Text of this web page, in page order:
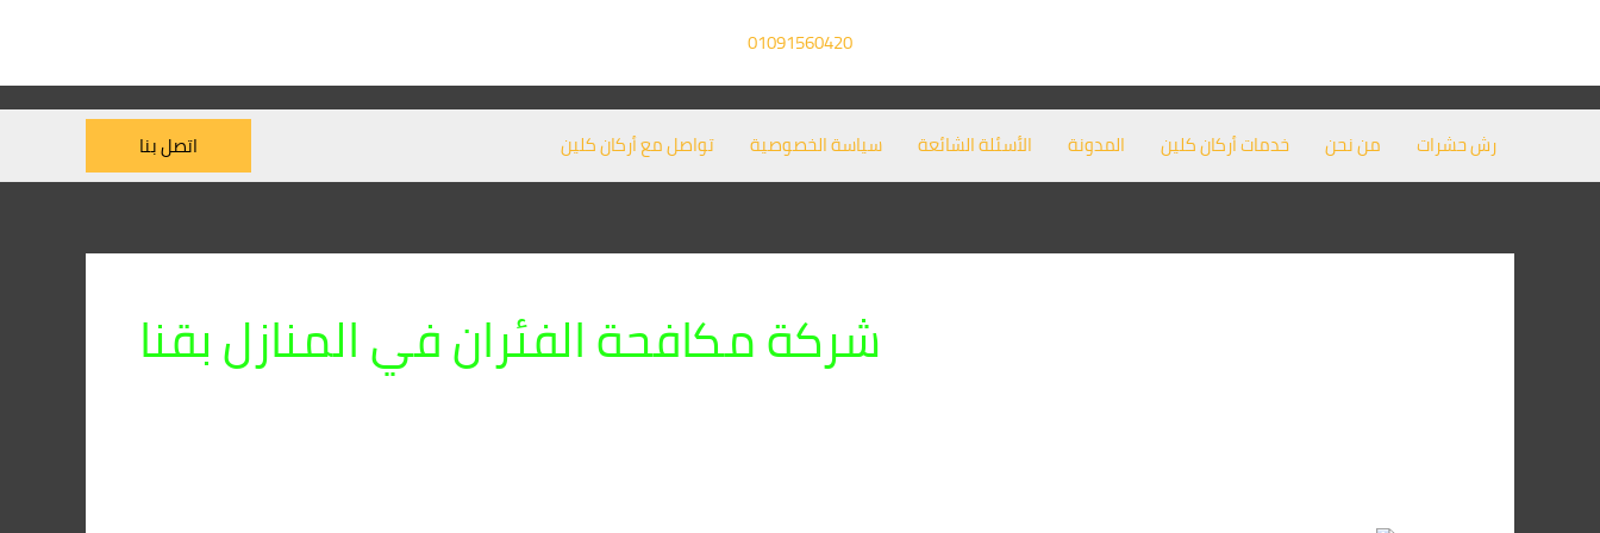
01091560420
رش حشرات من نحن خدمات أركان كلين المدونة الأسئلة الشائعة سياسة الخصوصية تواصل مع أركان كلين اتصل بنا
شركة مكافحة الفئران في المنازل بقنا